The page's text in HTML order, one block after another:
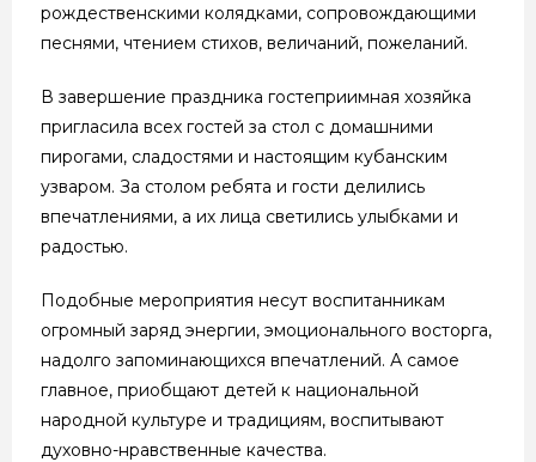
рождественскими колядками, сопровождающими
песнями, чтением стихов, величаний, пожеланий.
В завершение праздника гостеприимная хозяйка
пригласила всех гостей за стол с домашними
пирогами, сладостями и настоящим кубанским
узваром. За столом ребята и гости делились
впечатлениями, а их лица светились улыбками и
радостью.
Подобные мероприятия несут воспитанникам
огромный заряд энергии, эмоционального восторга,
надолго запоминающихся впечатлений. А самое
главное, приобщают детей к национальной
народной культуре и традициям, воспитывают
духовно-нравственные качества.